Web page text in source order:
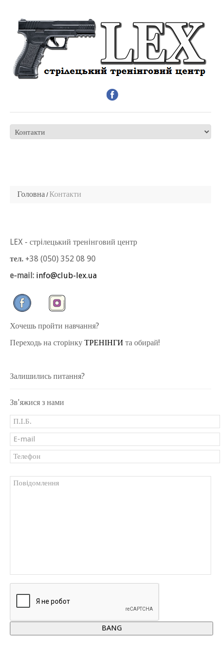
Головна Контакти
LEX - стрiлецький тренiнговий центр
тел. +38 (050) 352 08 90
e-mail: info@club-lex.ua
Хочешь пройти навчання?
Переходь на сторінку ТРЕНІНГИ та обирай!
Залишились питання?
Зв'яжися з нами